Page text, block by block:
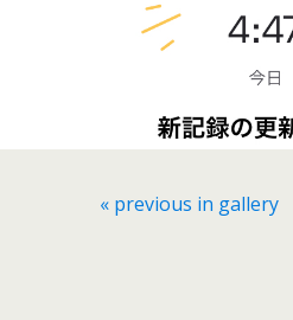
« previous in gallery